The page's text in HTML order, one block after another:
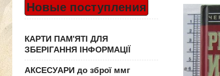
Новые поступления
КАРТИ ПАМ'ЯТІ ДЛЯ
ЗБЕРІГАННЯ ІНФОРМАЦІЇ
АКСЕСУАРИ до зброї ммг